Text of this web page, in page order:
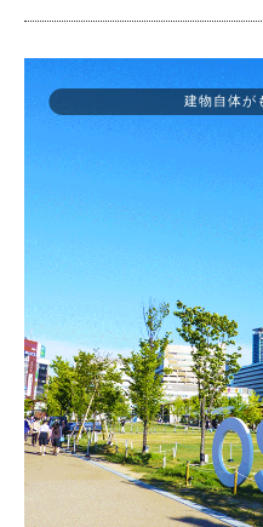
建物自体が